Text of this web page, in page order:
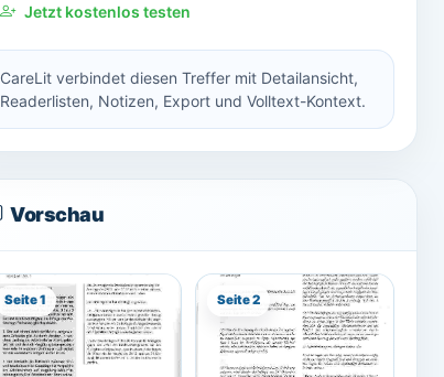
Jetzt kostenlos testen
CareLit verbindet diesen Treffer mit Detailansicht,
Readerlisten, Notizen, Export und Volltext-Kontext.
Vorschau
Seite 1 Seite 2